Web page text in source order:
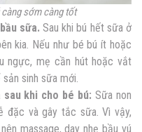
sớm càng tốt
sữa. Sau khi bú hết sữa ở
kia. Nếu như bé bú ít hoặc
ngực, mẹ cần hút hoặc vắt
sinh sữa mới.
sau khi cho bé bú: Sữa non
đặc và gây tắc sữa. Vì vậy,
massage, day nhẹ bầu vú